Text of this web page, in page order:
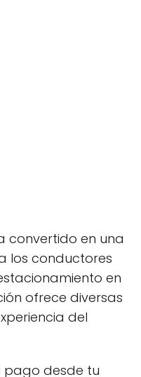
convertido en una
los conductores
en
ofrece diversas
del
pago desde tu